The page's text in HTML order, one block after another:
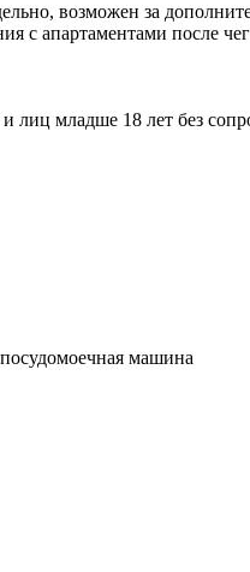
возможен за
с апартаментами после
лиц младше 18 лет без
машина